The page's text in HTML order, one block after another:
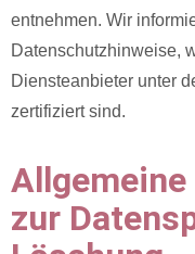
entnehmen. Wir
Datenschutzhinweise,
Diensteanbieter unter
zertifiziert sind.
zur